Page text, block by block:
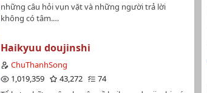
vănEdit: Méoo~Beta: Đường (đến chương 57) +
Méoo~ (tiếp)____________________Văn án:"Ta muốn
tam đại, quý công tử nổi danh của kinh đô, hắn sẽ
không gả cho ngươi.""Vì sao lại không? Ta anh tuấn
tiêu sái, thông tuệ hơn người, nhìn xa trông
rộng!""Diệp thiếu, Bạch tam thiếu không phải là
những câu hỏi vụn vặt và những người trả lời
không có tâm.…
Haikyuu doujinshi
ChuThanhSong
1,019,359
43,272
74